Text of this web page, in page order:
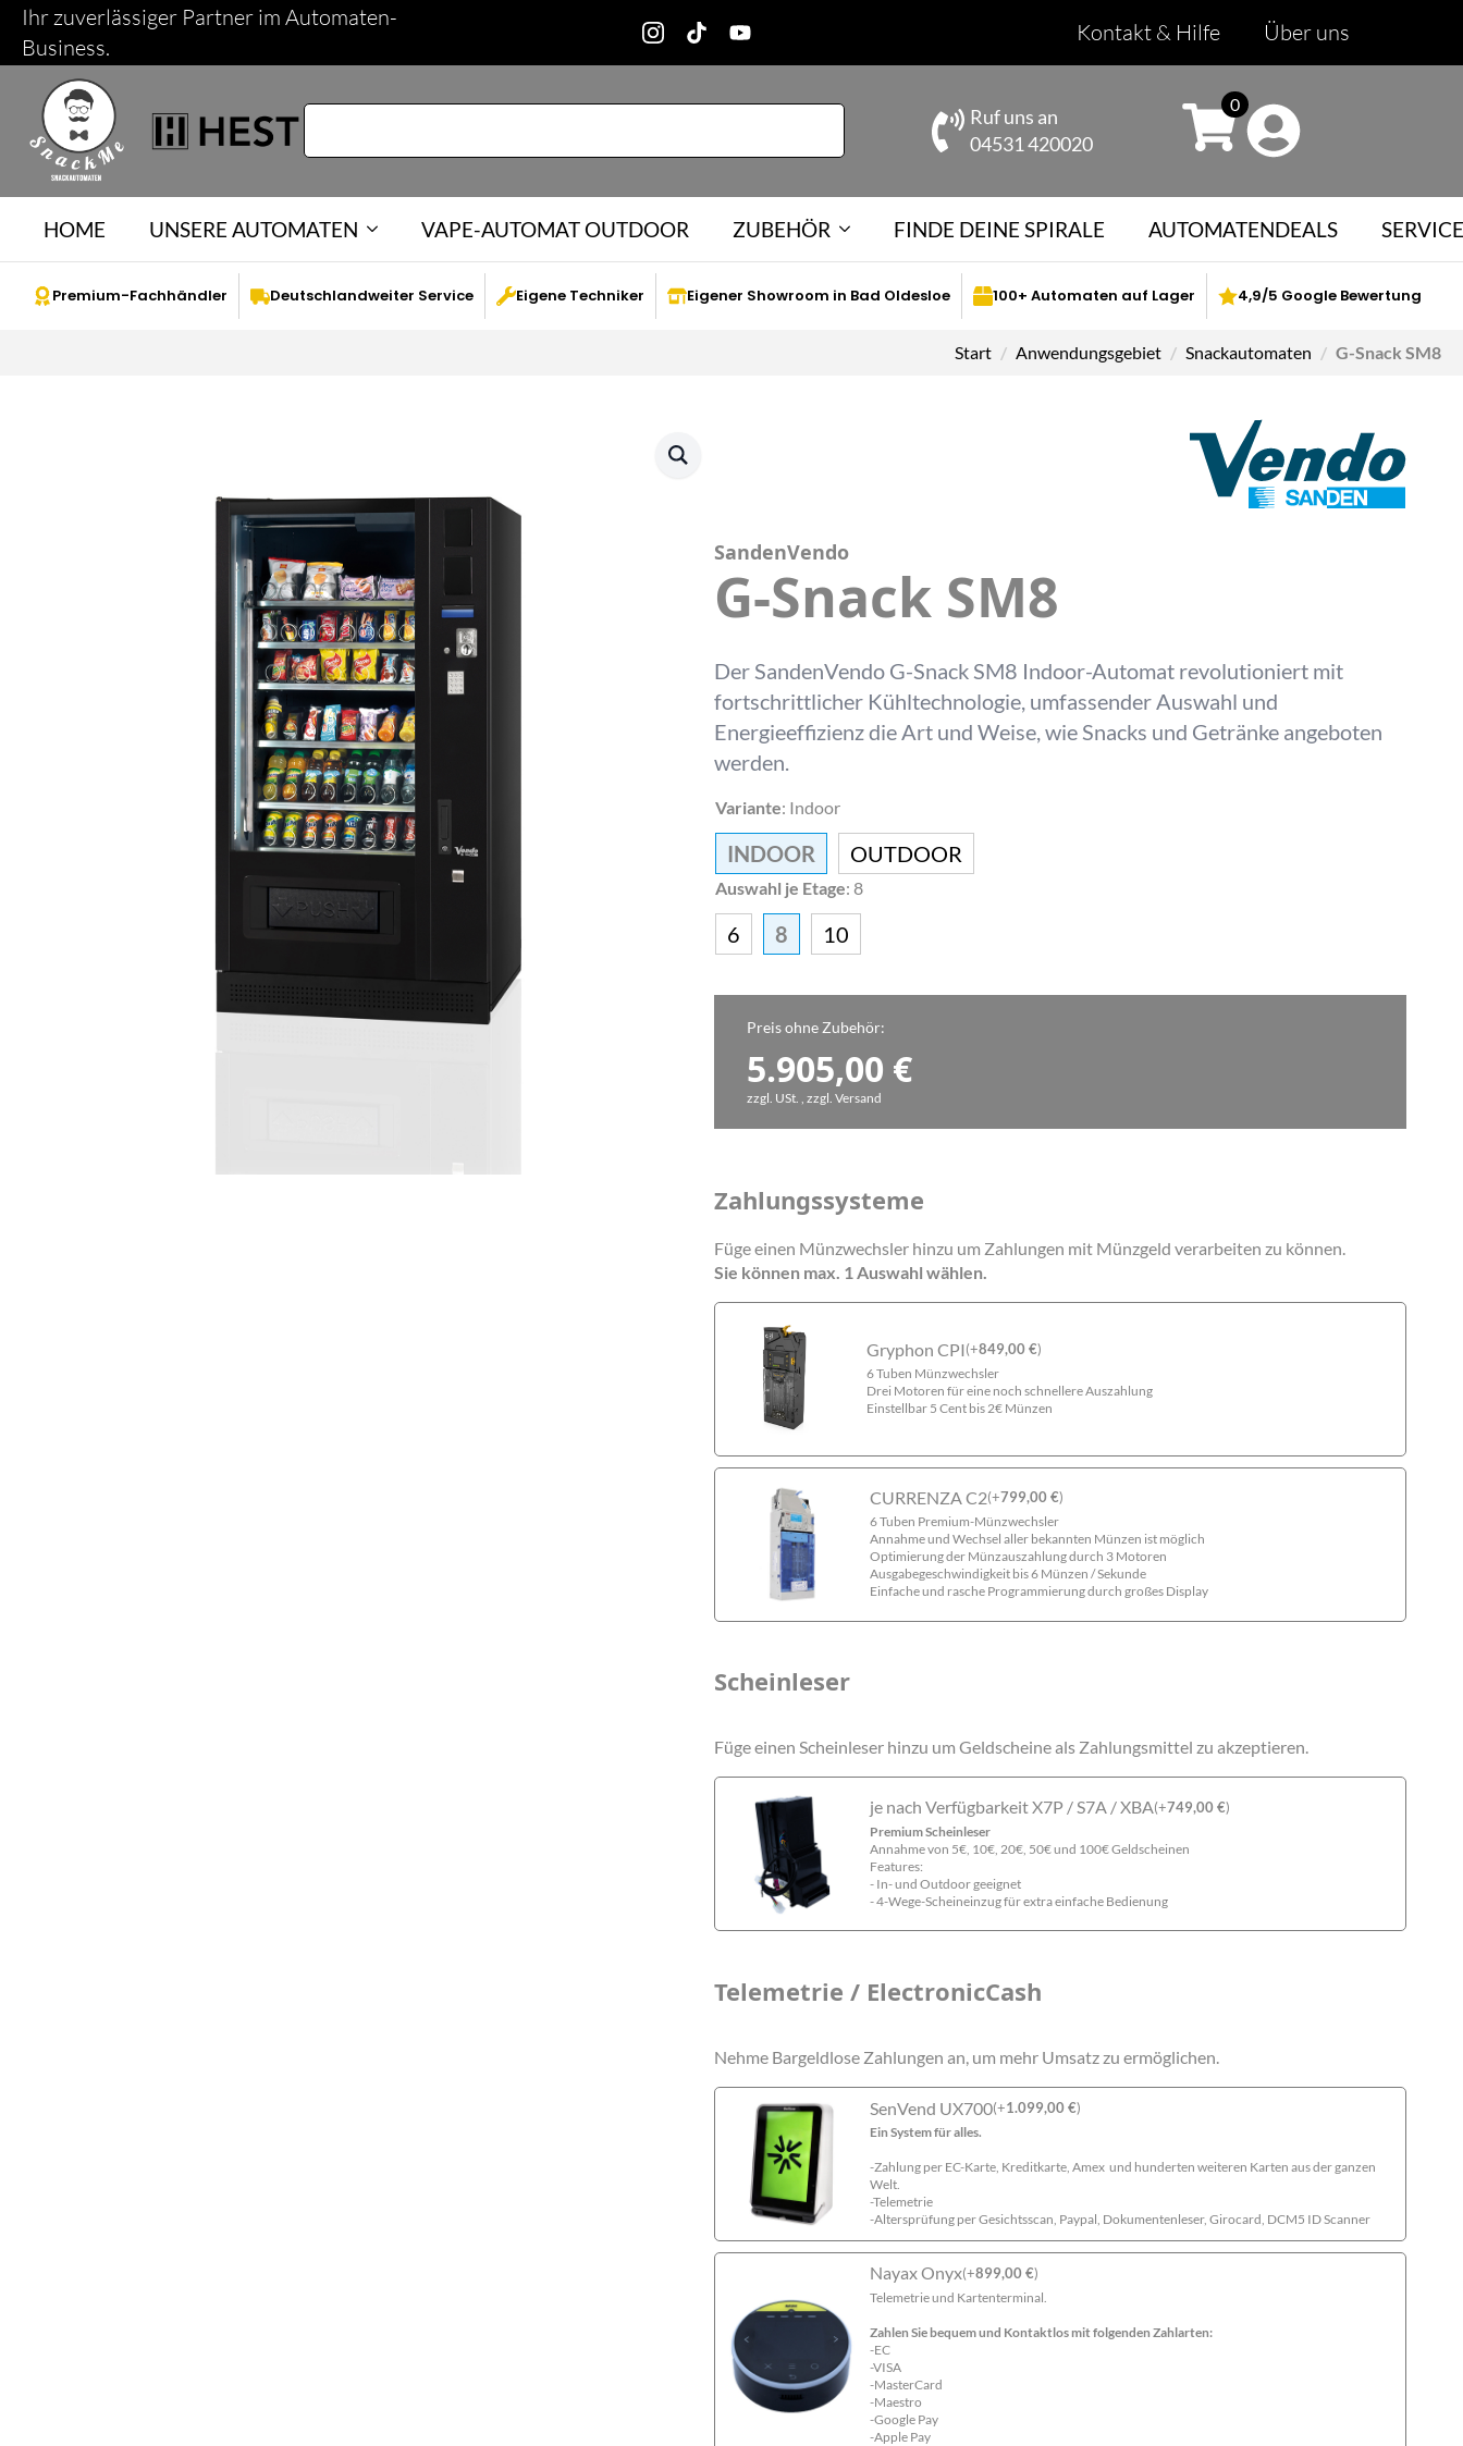
Ihr zuverlässiger Partner im Automaten-
Business.
Kontakt & Hilfe Über uns
Ruf uns an
04531 420020
0
HOME UNSERE AUTOMATEN VAPE-AUTOMAT OUTDOOR ZUBEHÖR FINDE DEINE SPIRALE AUTOMATENDEALS SERVICE
Premium-Fachhändler Deutschlandweiter Service Eigene Techniker Eigener Showroom in Bad Oldesloe 100+ Automaten auf Lager 4,9/5 Google Bewertung
Start Anwendungsgebiet Snackautomaten G-Snack SM8
SandenVendo
G-Snack SM8
Der SandenVendo G-Snack SM8 Indoor-Automat revolutioniert mit
fortschrittlicher Kühltechnologie, umfassender Auswahl und
Energieeffizienz die Art und Weise, wie Snacks und Getränke angeboten
werden.
Variante: Indoor
INDOOR OUTDOOR
Auswahl je Etage: 8
6 8 10
Preis ohne Zubehör:
5.905,00 €
zzgl. USt. , zzgl. Versand
Zahlungssysteme
Füge einen Münzwechsler hinzu um Zahlungen mit Münzgeld verarbeiten zu können.
Sie können max. 1 Auswahl wählen.
Gryphon CPI(+849,00€)
6 Tuben Münzwechsler
Drei Motoren für eine noch schnellere Auszahlung
Einstellbar 5 Cent bis 2€ Münzen
CURRENZA C2(+799,00 €)
6 Tuben Premium-Münzwechsler
Annahme und Wechsel aller bekannten Münzen ist möglich
Optimierung der Münzauszahlung durch 3 Motoren
Ausgabegeschwindigkeit bis 6 Münzen / Sekunde
Einfache und rasche Programmierung durch großes Display
Scheinleser
Füge einen Scheinleser hinzu um Geldscheine als Zahlungsmittel zu akzeptieren.
je nach Verfügbarkeit X7P / S7A / XBA(+749,00 €)
Premium Scheinleser
Annahme von 5€, 10€, 20€, 50€ und 100€ Geldscheinen
Features:
- In- und Outdoor geeignet
- 4-Wege-Scheineinzug für extra einfache Bedienung
Telemetrie / ElectronicCash
Nehme Bargeldlose Zahlungen an, um mehr Umsatz zu ermöglichen.
SenVend UX700(+1.099,00 €)
Ein System für alles.
-Zahlung per EC-Karte, Kreditkarte, Amex und hunderten weiteren Karten aus der ganzen
Welt.
-Telemetrie
-Altersprüfung per Gesichtsscan, Paypal, Dokumentenleser, Girocard, DCM5 ID Scanner
Nayax Onyx(+899,00 €)
Telemetrie und Kartenterminal.
Zahlen Sie bequem und Kontaktlos mit folgenden Zahlarten:
-EC
-VISA
-MasterCard
-Maestro
-Google Pay
-Apple Pay